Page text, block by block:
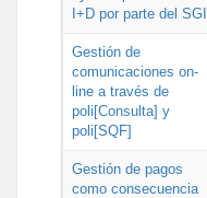
I+D por parte del SGI
Gestión de
comunicaciones on-
line a través de
poli[Consulta] y
poli[SQF]
Gestión de pagos
como consecuencia